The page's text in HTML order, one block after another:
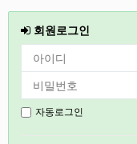
철원
강릉
2027
회원로그인
자동로그인